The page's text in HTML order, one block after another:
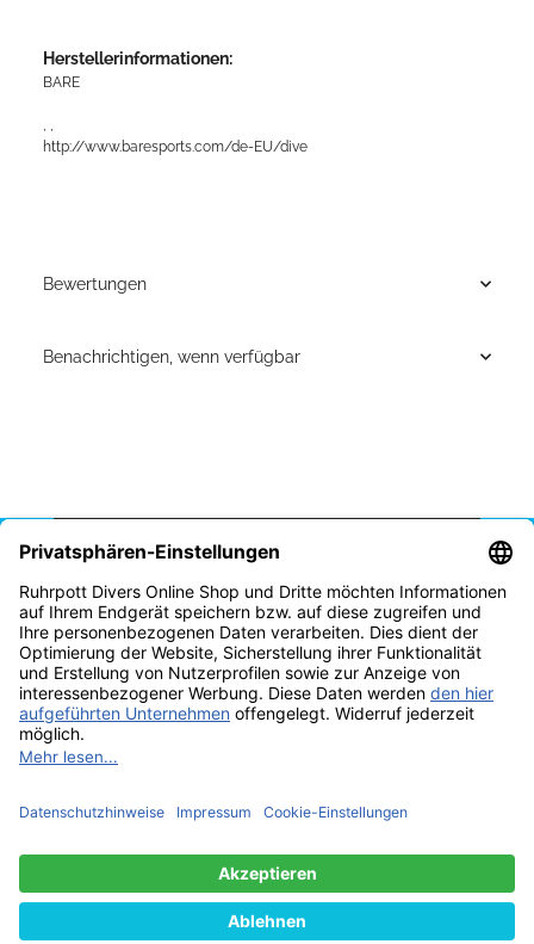
Herstellerinformationen:
BARE
http://www.baresports.com/de-EU/dive
Bewertungen
Benachrichtigen, wenn verfügbar
Vertrag widerrufen
* Alle Preise inkl. gesetzlicher USt., zzgl.Versand
© Tauchschule Ruhrpott Divers Thomas Reich 2025